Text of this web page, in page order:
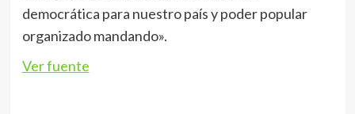
democrática para nuestro país y poder popular
organizado mandando».
Ver fuente